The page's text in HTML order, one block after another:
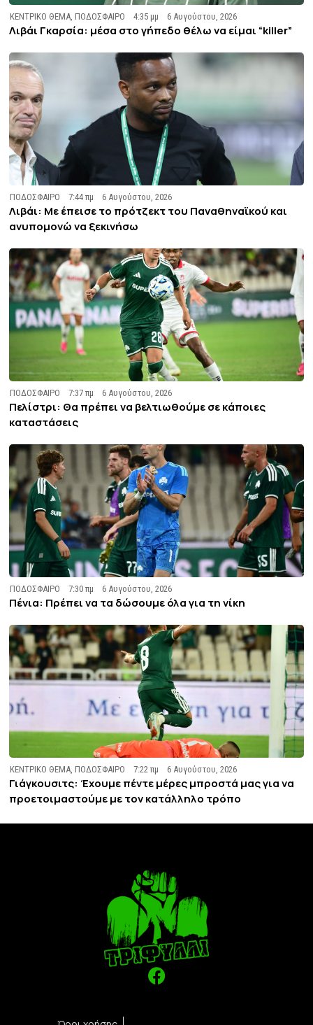
ΚΕΝΤΡΙΚΟ ΘΕΜΑ,ΠΟΔΟΣΦΑΙΡΟ 4:35 μμ 6 Αυγούστου, 2026
Λιβάι Γκαρσία: μέσα στο γήπεδο θέλω να είμαι “killer”
ΠΟΔΟΣΦΑΙΡΟ 7:44 πμ 6 Αυγούστου, 2026
Λιβάι: Με έπεισε το πρότζεκτ του Παναθηναϊκού και
ανυπομονώ να ξεκινήσω
ΠΟΔΟΣΦΑΙΡΟ 7:37 πμ 6 Αυγούστου, 2026
Πελίστρι: Θα πρέπει να βελτιωθούμε σε κάποιες
καταστάσεις
ΠΟΔΟΣΦΑΙΡΟ 7:30 πμ 6 Αυγούστου, 2026
Πένια: Πρέπει να τα δώσουμε όλα για τη νίκη
ΚΕΝΤΡΙΚΟ ΘΕΜΑ,ΠΟΔΟΣΦΑΙΡΟ 7:22 πμ 6 Αυγούστου, 2026
Γιάγκουσιτς: Έχουμε πέντε μέρες μπροστά μας για να
προετοιμαστούμε με τον κατάλληλο τρόπο